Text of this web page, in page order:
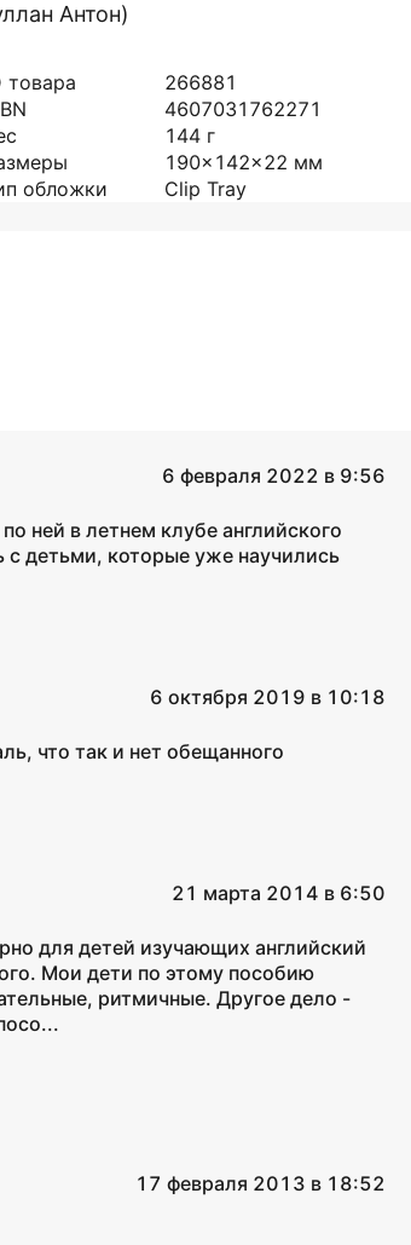
Антон)
товара
266881
4607031762271
144 г
190x142x22 мм
обложки
Clip Tray
6 февраля 2022 в 9:56
ней в летнем клубе английского
с детьми, которые уже научились
6 октября 2019 в 10:18
что так и нет обещанного
21 марта 2014 в 6:50
для детей изучающих английский
Мои дети по этому пособию
ритмичные. Другое дело -
17 февраля 2013 в 18:52